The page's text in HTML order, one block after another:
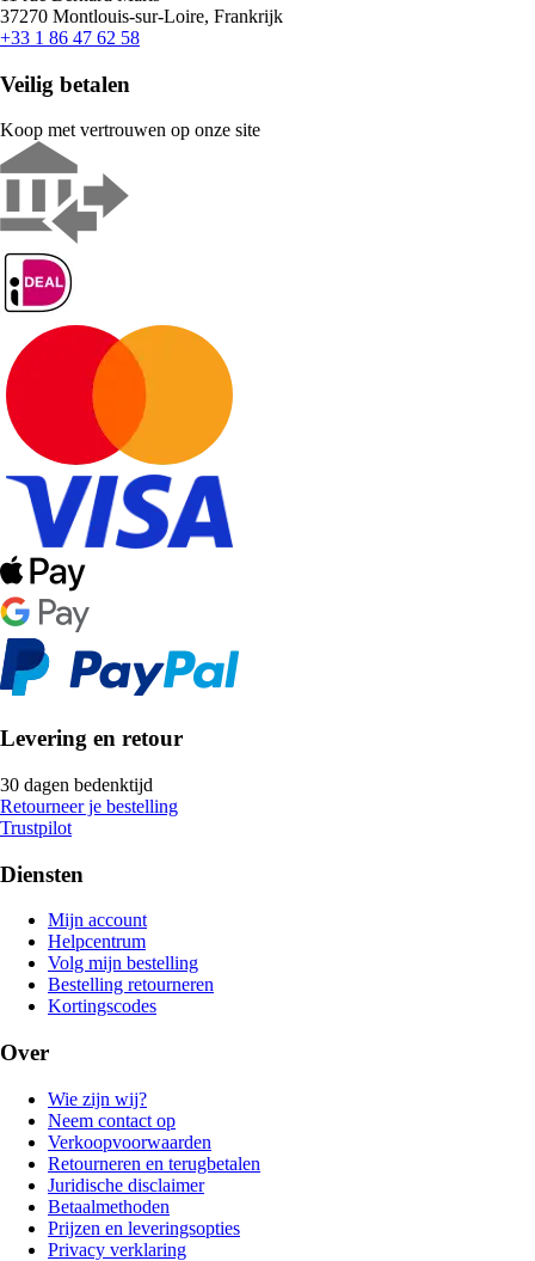
37270 Montlouis-sur-Loire, Frankrijk
+33 1 86 47 62 58
Veilig betalen
Koop met vertrouwen op onze site
Levering en retour
30 dagen bedenktijd
Retourneer je bestelling
Trustpilot
Diensten
Mijn account
Helpcentrum
Volg mijn bestelling
Bestelling retourneren
Kortingscodes
Over
Wie zijn wij?
Neem contact op
Verkoopvoorwaarden
Retourneren en terugbetalen
Juridische disclaimer
Betaalmethoden
Prijzen en leveringsopties
Privacy verklaring